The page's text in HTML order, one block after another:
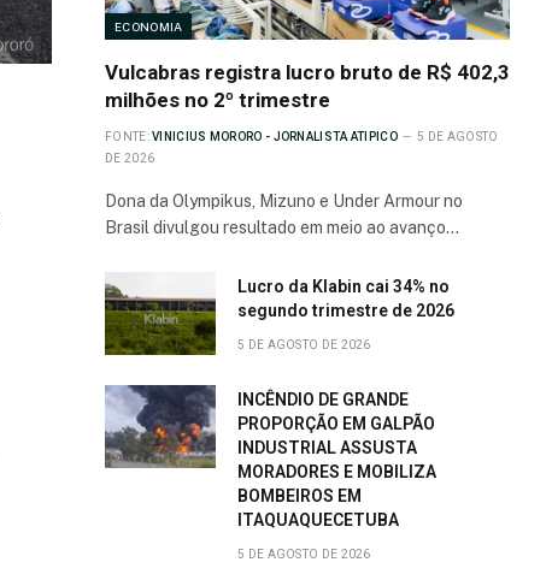
ECONOMIA
Vulcabras registra lucro bruto de R$ 402,3
milhões no 2º trimestre
FONTE: VINICIUS MORORO - JORNALISTA ATIPICO
5 DE AGOSTO
DE 2026
Dona da Olympikus, Mizuno e Under Armour no
Brasil divulgou resultado em meio ao avanço…
Lucro da Klabin cai 34% no
segundo trimestre de 2026
5 DE AGOSTO DE 2026
INCÊNDIO DE GRANDE
PROPORÇÃO EM GALPÃO
INDUSTRIAL ASSUSTA
MORADORES E MOBILIZA
BOMBEIROS EM
ITAQUAQUECETUBA
5 DE AGOSTO DE 2026